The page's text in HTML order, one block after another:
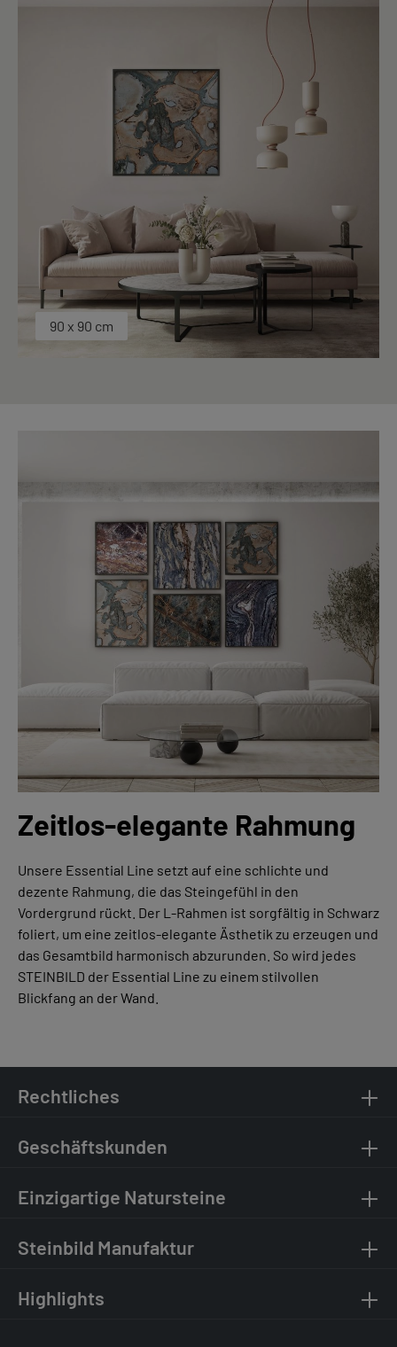
90 x 90 cm
Zeitlos-elegante Rahmung
Unsere Essential Line setzt auf eine schlichte und
dezente Rahmung, die das Steingefühl in den
Vordergrund rückt. Der L-Rahmen ist sorgfältig in Schwarz
foliert, um eine zeitlos-elegante Ästhetik zu erzeugen und
das Gesamtbild harmonisch abzurunden. So wird jedes
STEINBILD der Essential Line zu einem stilvollen
Blickfang an der Wand.
Rechtliches
Geschäftskunden
Einzigartige Natursteine
Steinbild Manufaktur
Highlights